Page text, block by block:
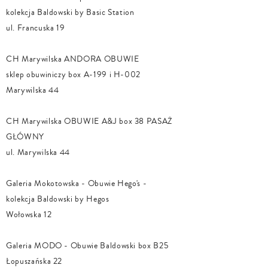
kolekcja Baldowski by Basic Station
ul. Francuska 19
CH Marywilska ANDORA OBUWIE
sklep obuwiniczy box A-199 i H-002
Marywilska 44
CH Marywilska OBUWIE A&J box 38 PASAŻ
GŁÓWNY
ul. Marywilska 44
Galeria Mokotowska - Obuwie Hego's -
kolekcja Baldowski by Hegos
Wołowska 12
Galeria MODO - Obuwie Baldowski box B25
Łopuszańska 22